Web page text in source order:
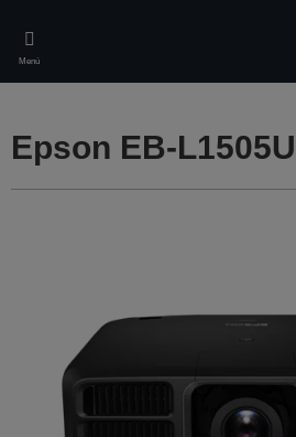
main
content
Menú
Epson EB-